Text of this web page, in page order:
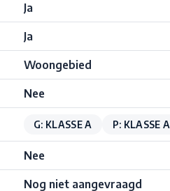
Ja
Ja
Woongebied
Nee
G: KLASSE A P: KLASSE A
Nee
Nog niet aangevraagd